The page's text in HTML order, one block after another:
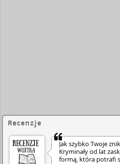
Recenzje
Jak szybko Twoje
Kryminały od lat
formą, która potrafi